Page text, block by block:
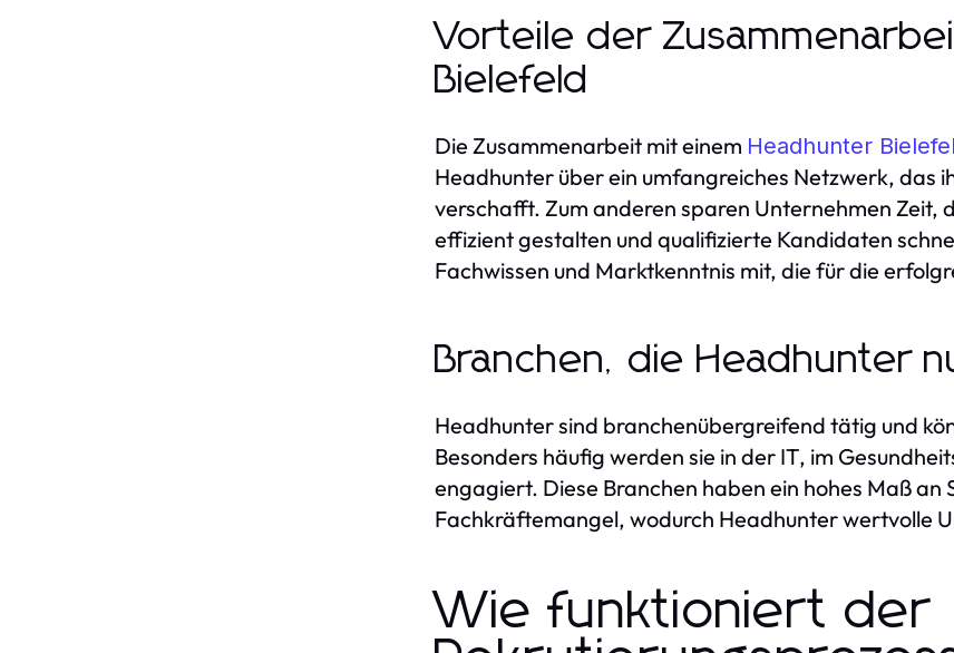
Vorteile der
Bielefeld
Die Zusammenarbeit mit einem Headhunter
Headhunter über ein umfangreiches Netzwerk, das
verschafft. Zum anderen sparen Unternehmen Zeit,
effizient gestalten und qualifizierte Kandidaten
Fachwissen und Marktkenntnis mit, die für die
Branchen, die Headhunter
Headhunter sind branchenübergreifend tätig und
Besonders häufig werden sie in der IT, im
engagiert. Diese Branchen haben ein hohes Maß an
Fachkräftemangel, wodurch Headhunter wertvolle
Wie funktioniert der